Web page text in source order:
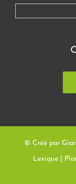
© Créé par
Lexique